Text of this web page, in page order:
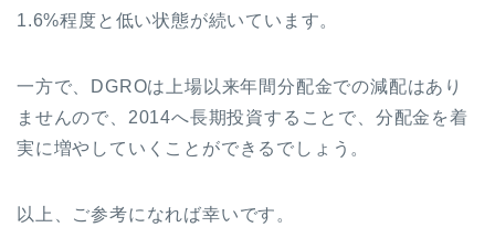
1.6%程度と低い状態が続いています。
一方で、DGROは上場以来年間分配金での減配はあり
ませんので、2014へ長期投資することで、分配金を着
実に増やしていくことができるでしょう。
以上、ご参考になれば幸いです。